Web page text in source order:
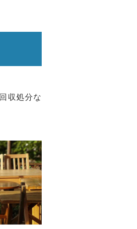
収処分な